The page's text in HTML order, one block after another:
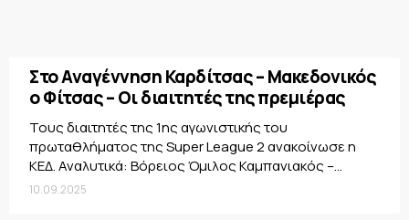
Στο Αναγέννηση Καρδίτσας – Μακεδονικός
ο Φίτσας – Οι διαιτητές της πρεμιέρας
Τους διαιτητές της 1ης αγωνιστικής του
πρωταθλήματος της Super League 2 ανακοίνωσε η
ΚΕΔ. Αναλυτικά: Βόρειος Όμιλος Καμπανιακός –...
10.09.2025